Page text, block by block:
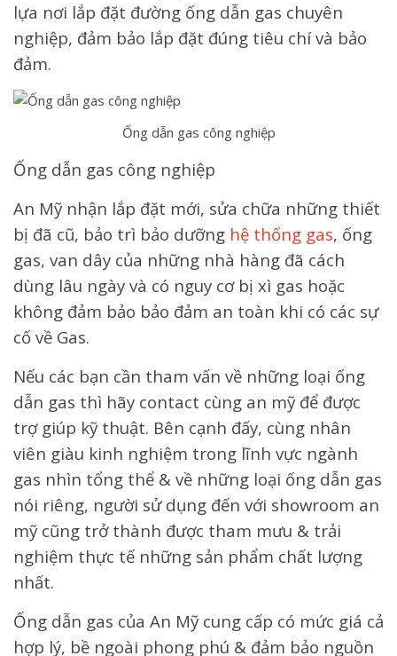
lựa nơi lắp đặt đường ống dẫn gas chuyên
nghiệp, đảm bảo lắp đặt đúng tiêu chí và bảo
đảm.
Ống dẫn gas công nghiệp
Ống dẫn gas công nghiệp
An Mỹ nhận lắp đặt mới, sửa chữa những thiết
bị đã cũ, bảo trì bảo dưỡng hệ thống gas, ống
gas, van dây của những nhà hàng đã cách
dùng lâu ngày và có nguy cơ bị xì gas hoặc
không đảm bảo bảo đảm an toàn khi có các sự
cố về Gas.
Nếu các bạn cần tham vấn về những loại ống
dẫn gas thì hãy contact cùng an mỹ để được
trợ giúp kỹ thuật. Bên cạnh đấy, cùng nhân
viên giàu kinh nghiệm trong lĩnh vực ngành
gas nhìn tổng thể & về những loại ống dẫn gas
nói riêng, người sử dụng đến với showroom an
mỹ cũng trở thành được tham mưu & trải
nghiệm thực tế những sản phẩm chất lượng
nhất.
Ống dẫn gas của An Mỹ cung cấp có mức giá cả
hợp lý, bề ngoài phong phú & đảm bảo nguồn